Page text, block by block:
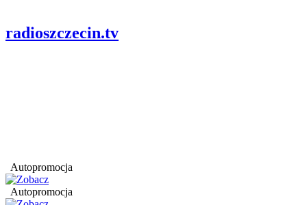
radioszczecin.tv
Autopromocja
Autopromocja